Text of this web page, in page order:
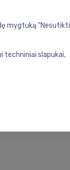
mygtuką "Nesutikti
techniniai slapukai,